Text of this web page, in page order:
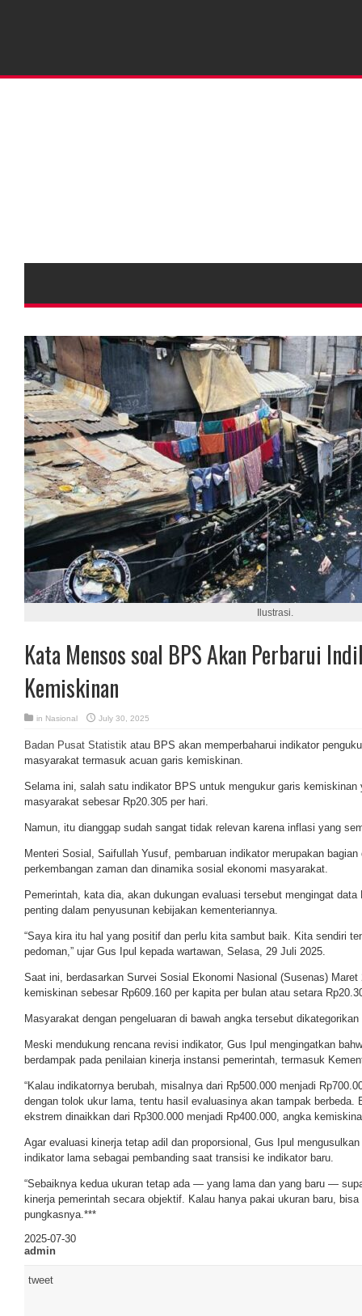
Ilustrasi.
Kata Mensos soal BPS Akan Perbarui
Kemiskinan
in Nasional July 30, 2025
Badan Pusat Statistik atau BPS akan memperbaharui indikator
masyarakat termasuk acuan garis kemiskinan.
Selama ini, salah satu indikator BPS untuk mengukur garis kemiskinan
masyarakat sebesar Rp20.305 per hari.
Namun, itu dianggap sudah sangat tidak relevan karena inflasi yang
Menteri Sosial, Saifullah Yusuf, pembaruan indikator merupakan
perkembangan zaman dan dinamika sosial ekonomi masyarakat.
Pemerintah, kata dia, akan dukungan evaluasi tersebut mengingat
penting dalam penyusunan kebijakan kementeriannya.
“Saya kira itu hal yang positif dan perlu kita sambut baik. Kita sendiri
pedoman,” ujar Gus Ipul kepada wartawan, Selasa, 29 Juli 2025.
Saat ini, berdasarkan Survei Sosial Ekonomi Nasional (Susenas)
kemiskinan sebesar Rp609.160 per kapita per bulan atau setara
Masyarakat dengan pengeluaran di bawah angka tersebut
Meski mendukung rencana revisi indikator, Gus Ipul mengingatkan
berdampak pada penilaian kinerja instansi pemerintah, termasuk
“Kalau indikatornya berubah, misalnya dari Rp500.000 menjadi
dengan tolok ukur lama, tentu hasil evaluasinya akan tampak berbeda.
ekstrem dinaikkan dari Rp300.000 menjadi Rp400.000, angka
Agar evaluasi kinerja tetap adil dan proporsional, Gus Ipul
indikator lama sebagai pembanding saat transisi ke indikator baru.
“Sebaiknya kedua ukuran tetap ada — yang lama dan yang baru —
kinerja pemerintah secara objektif. Kalau hanya pakai ukuran baru,
pungkasnya.***
2025-07-30
admin
tweet